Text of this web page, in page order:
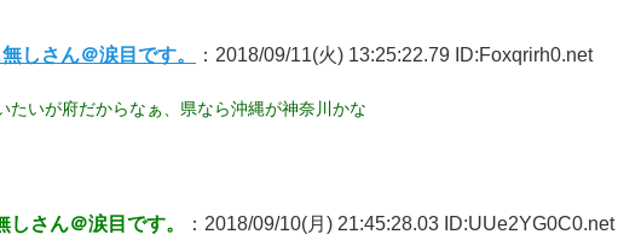
しさん＠涙目です。 ：2018/09/11(火) 13:25:22.79 ID:Foxqrirh0.net
たいが府だからなぁ、県なら沖縄が神奈川かな
しさん＠涙目です。 ：2018/09/10(月) 21:45:28.03 ID:UUe2YG0C0.net